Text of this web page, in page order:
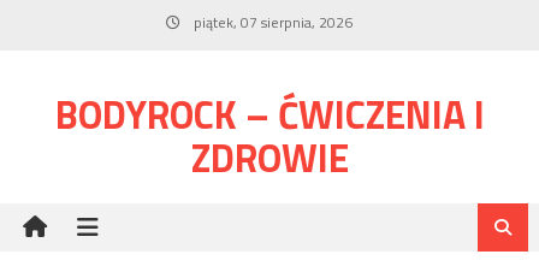
piątek, 07 sierpnia, 2026
BODYROCK – ĆWICZENIA I
ZDROWIE